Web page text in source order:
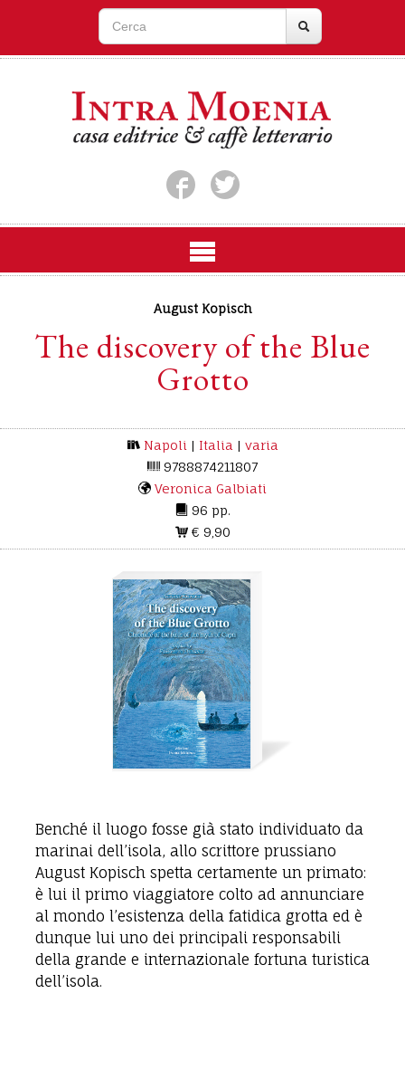
August Kopisch
The discovery of the Blue
Grotto
Napoli | Italia | varia
9788874211807
Veronica Galbiati
96 pp.
€ 9,90
Benché il luogo fosse già stato individuato da
marinai dell’isola, allo scrittore prussiano
August Kopisch spetta certamente un primato:
è lui il primo viaggiatore colto ad annunciare
al mondo l’esistenza della fatidica grotta ed è
dunque lui uno dei principali responsabili
della grande e internazionale fortuna turistica
dell’isola.